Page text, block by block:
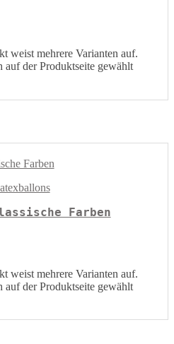
weist mehrere Varianten auf.
der Produktseite gewählt
Farben
weist mehrere Varianten auf.
der Produktseite gewählt